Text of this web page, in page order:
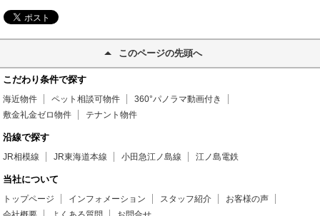
このページの先頭へ
こだわり条件で探す
海近物件 ペット相談可物件
360°パノラマ動画付き
敷金礼金ゼロ物件
テナント物件
沿線で探す
JR相模線 JR東海道本線 小田急江ノ島線 江ノ島電鉄
当社について
トップページ インフォメーション スタッフ紹介
お客様の声